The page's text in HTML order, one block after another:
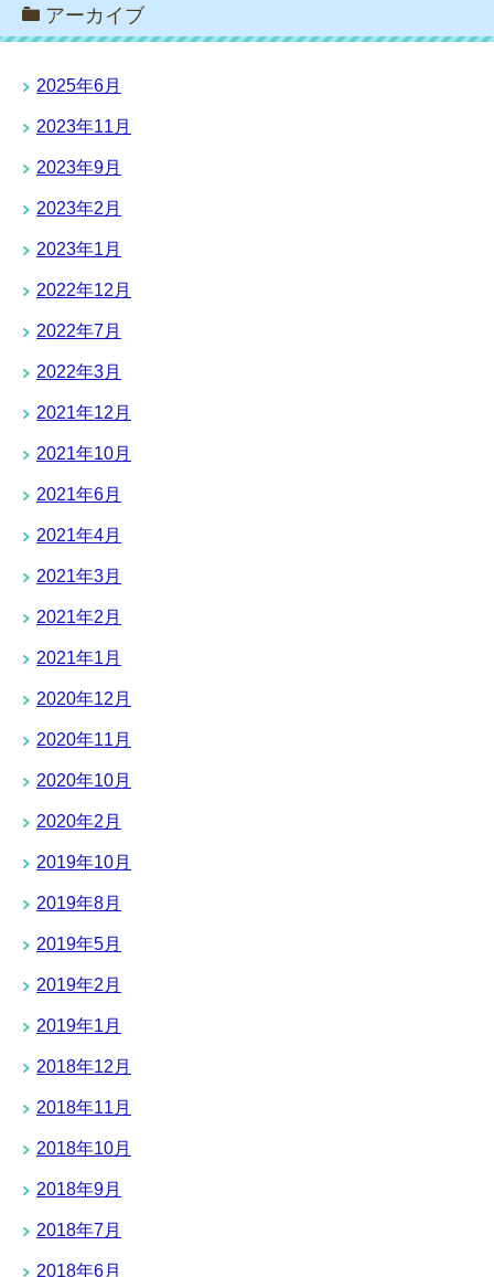
アーカイブ
2025年6月
2023年11月
2023年9月
2023年2月
2023年1月
2022年12月
2022年7月
2022年3月
2021年12月
2021年10月
2021年6月
2021年4月
2021年3月
2021年2月
2021年1月
2020年12月
2020年11月
2020年10月
2020年2月
2019年10月
2019年8月
2019年5月
2019年2月
2019年1月
2018年12月
2018年11月
2018年10月
2018年9月
2018年7月
2018年6月